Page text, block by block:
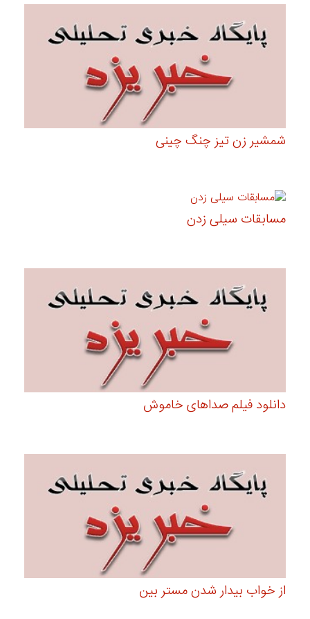
شمشیر زن تیز چنگ چینی
مسابقات سیلی زدن
دانلود فیلم صداهای خاموش
از خواب بیدار شدن مستر بین